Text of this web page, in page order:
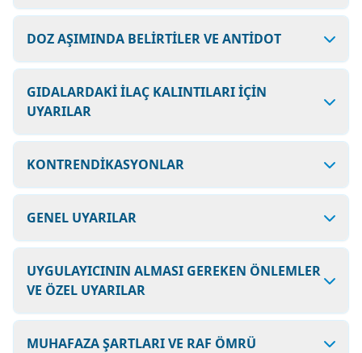
DOZ AŞIMINDA BELİRTİLER VE ANTİDOT
GIDALARDAKİ İLAÇ KALINTILARI İÇİN
UYARILAR
KONTRENDİKASYONLAR
GENEL UYARILAR
UYGULAYICININ ALMASI GEREKEN ÖNLEMLER
VE ÖZEL UYARILAR
MUHAFAZA ŞARTLARI VE RAF ÖMRÜ